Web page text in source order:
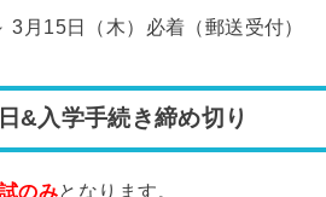
3月15日（木）必着（郵送受付）
&入学手続き締め切り
のみとなります。